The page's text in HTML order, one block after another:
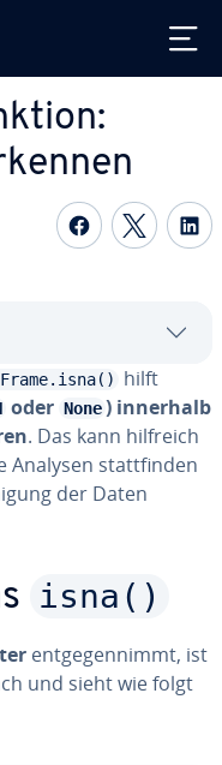
Auf Auf
hilft
oder None ) innerhalb
. Das kann hilfreich
Analysen statt­fin­den
der Daten
isna()
ent­ge­gen­nimmt, ist
und sieht wie folgt